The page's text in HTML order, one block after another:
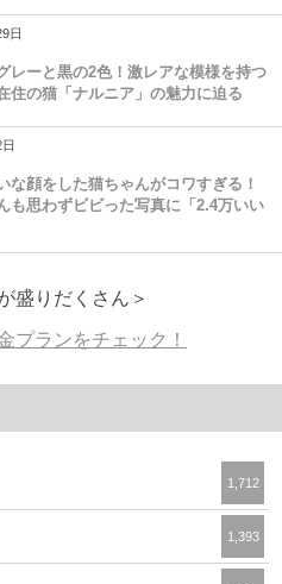
日
レーと黒の2色！激レアな模様を持つ
住の猫「ナルニア」の魅力に迫る
な顔をした猫ちゃんがコワすぎる！
も思わずビビった写真に「2.4万いい
盛りだくさん＞
プランをチェック！
1,712
1,393